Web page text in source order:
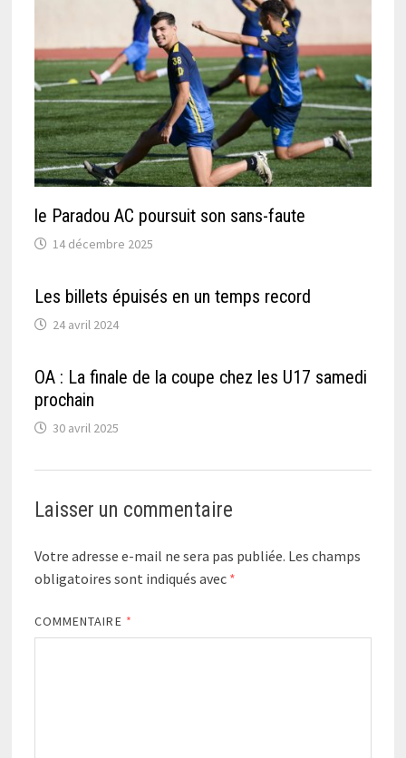
le Paradou AC poursuit son sans-faute
14 décembre 2025
Les billets épuisés en un temps record
24 avril 2024
OA : La finale de la coupe chez les U17 samedi
prochain
30 avril 2025
Laisser un commentaire
Votre adresse e-mail ne sera pas publiée. Les champs
obligatoires sont indiqués avec *
COMMENTAIRE *